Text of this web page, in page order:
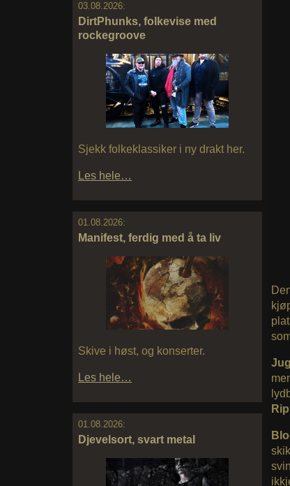
03.08.2026:
DirtPhunks, folkevise med
rockegroove
Sjekk folkeklassiker i ny drakt her.
Les hele…
01.08.2026:
Manifest, ferdig med å ta liv
Skive i høst, og konserter.
Les hele…
01.08.2026:
Djevelsort, svart metal